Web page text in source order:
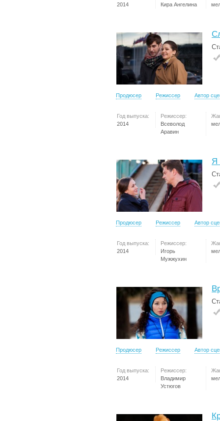
2014
Кира Ангелина
Продюсер Режиссер Автор
Год выпуска:
2014
Режиссер:
Всеволод
Аравин
Я
Продюсер Режиссер Автор
Год выпуска:
2014
Режиссер:
Игорь
Мужжухин
Продюсер Режиссер Автор
Год выпуска:
2014
Режиссер:
Владимир
Устюгов